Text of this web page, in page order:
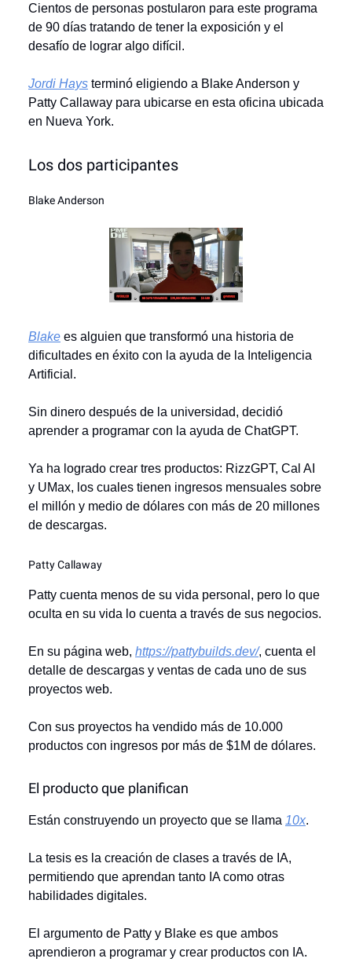
Cientos de personas postularon para este programa
de 90 días tratando de tener la exposición y el
desafío de lograr algo difícil.
Jordi Hays terminó eligiendo a Blake Anderson y
Patty Callaway para ubicarse en esta oficina ubicada
en Nueva York.
Los dos participantes
Blake Anderson
Blake es alguien que transformó una historia de
dificultades en éxito con la ayuda de la Inteligencia
Artificial.
Sin dinero después de la universidad, decidió
aprender a programar con la ayuda de ChatGPT.
Ya ha logrado crear tres productos: RizzGPT, Cal AI
y UMax, los cuales tienen ingresos mensuales sobre
el millón y medio de dólares con más de 20 millones
de descargas.
Patty Callaway
Patty cuenta menos de su vida personal, pero lo que
oculta en su vida lo cuenta a través de sus negocios.
En su página web, https://pattybuilds.dev/, cuenta el
detalle de descargas y ventas de cada uno de sus
proyectos web.
Con sus proyectos ha vendido más de 10.000
productos con ingresos por más de $1M de dólares.
El producto que planifican
Están construyendo un proyecto que se llama 10x.
La tesis es la creación de clases a través de IA,
permitiendo que aprendan tanto IA como otras
habilidades digitales.
El argumento de Patty y Blake es que ambos
aprendieron a programar y crear productos con IA.